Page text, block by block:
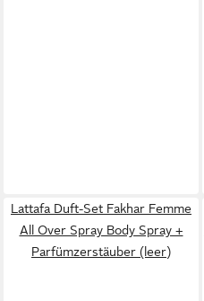
Lattafa Duft-Set Fakhar Femme
All Over Spray Body Spray +
Parfümzerstäuber (leer)